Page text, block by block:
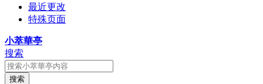
最近更改
特殊页面
小萃華亭
搜索
搜索